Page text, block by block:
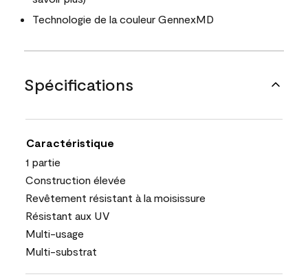
Technologie de la couleur GennexMD
Spécifications
Caractéristique
1 partie
Construction élevée
Revêtement résistant à la moisissure
Résistant aux UV
Multi-usage
Multi-substrat